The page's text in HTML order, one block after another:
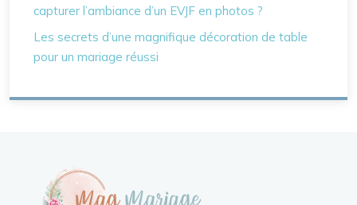
capturer l’ambiance d’un EVJF en photos ?
Les secrets d’une magnifique décoration de table
pour un mariage réussi